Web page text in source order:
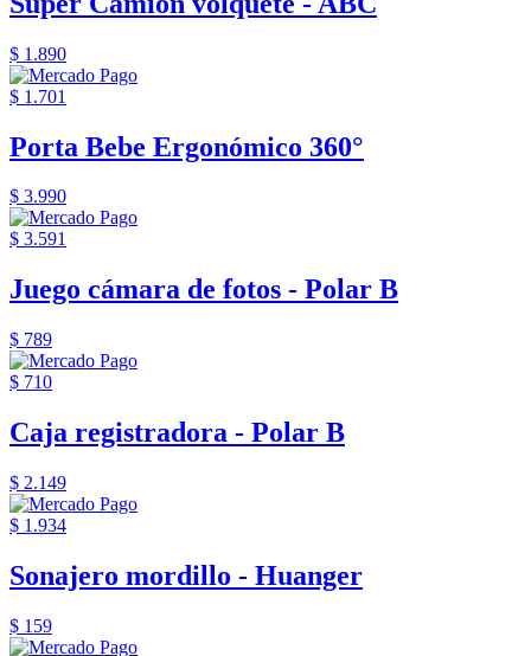
$ 1.890
$ 1.701
Porta Bebe Ergonómico 360°
$ 3.990
$ 3.591
Juego cámara de fotos - Polar B
$ 789
$ 710
Caja registradora - Polar B
$ 2.149
$ 1.934
Sonajero mordillo - Huanger
$ 159